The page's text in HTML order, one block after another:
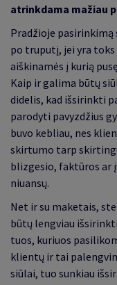
atrinkdama mažiau
Pradžioje
po truputį, jei yra
aiškinamės į kurią
Kaip ir galima būtų
didelis, kad išsirinkti
parodyti pavyzdžius
buvo kebliau, nes
skirtumo tarp
blizgesio, faktūros ar
niuansų.
Net ir su maketais,
būtų lengviau
tuos, kuriuos
klientų ir tai
siūlai, tuo sunkiau